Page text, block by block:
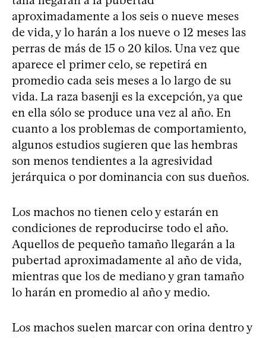
aproximadamente a los seis o nueve meses
de vida, y lo harán a los nueve o 12 meses las
perras de más de 15 o 20 kilos. Una vez que
aparece el primer celo, se repetirá en
promedio cada seis meses a lo largo de su
vida. La raza basenji es la excepción, ya que
en ella sólo se produce una vez al año. En
cuanto a los problemas de comportamiento,
algunos estudios sugieren que las hembras
son menos tendientes a la agresividad
jerárquica o por dominancia con sus dueños.
Los machos no tienen celo y estarán en
condiciones de reproducirse todo el año.
Aquellos de pequeño tamaño llegarán a la
pubertad aproximadamente al año de vida,
mientras que los de mediano y gran tamaño
lo harán en promedio al año y medio.
Los machos suelen marcar con orina dentro y